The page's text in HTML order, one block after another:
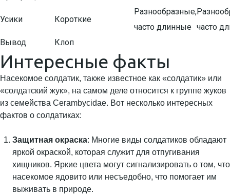
Усики Короткие
Разнообразные,
часто длинные часто
Вывод
Клоп
Интересные факты
Насекомое солдатик, также известное как «солдатик» или
«солдатский жук», на самом деле относится к группе жуков
из семейства Cerambycidae. Вот несколько интересных
фактов о солдатиках:
Защитная окраска: Многие виды солдатиков обладают
яркой окраской, которая служит для отпугивания
хищников. Яркие цвета могут сигнализировать о том, что
насекомое ядовито или несъедобно, что помогает им
выживать в природе.